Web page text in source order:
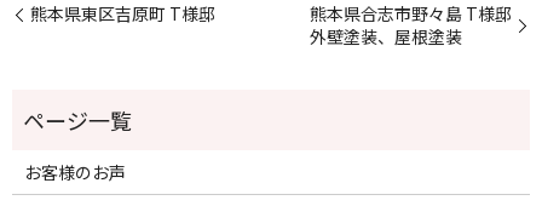
熊本県東区吉原町 T様邸
熊本県合志市野々島 T様邸
外壁塗装、屋根塗装
お客様のお声